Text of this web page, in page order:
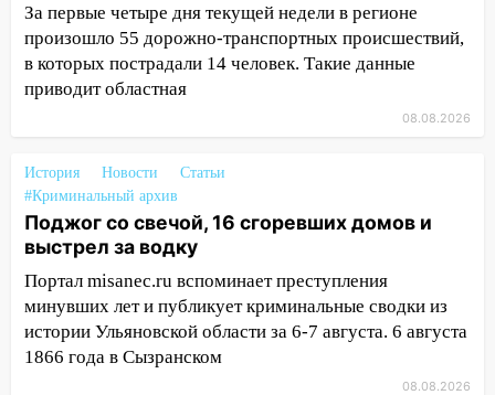
16:35 В Ульяновске установили ещё
девять бункеров для крупногабаритного
мусора
В Ульяновске бесплатно покажут
16:12 В Ульяновском госуниверситете
разработают отечественный прибор для
цифровой ПЦР
15:47 Ульяновцы могут вернуть деньги
за абонементы закрывшегося фитнес-
клуба «Рекорд-Fitness»
15:34 После вмешательства
За первые четыре дня текущей недели в регионе
произошло 55 дорожно-транспортных происшествий,
в которых пострадали 14 человек. Такие данные
приводит областная
08.08.2026
История Новости
Статьи
#Криминальный архив
Поджог со свечой, 16 сгоревших домов и
выстрел за водку
Портал misanec.ru вспоминает преступления
минувших лет и публикует криминальные сводки из
истории Ульяновской области за 6-7 августа. 6 августа
1866 года в Сызранском
08.08.2026